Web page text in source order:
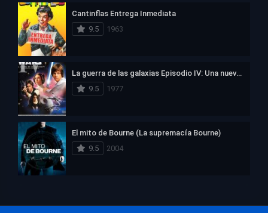
Cantinflas Entrega Inmediata
9.5
1963
La guerra de las galaxias Episodio IV: Una nueva esperanza
9.5
1977
El mito de Bourne (La supremacía Bourne)
9.5
2004